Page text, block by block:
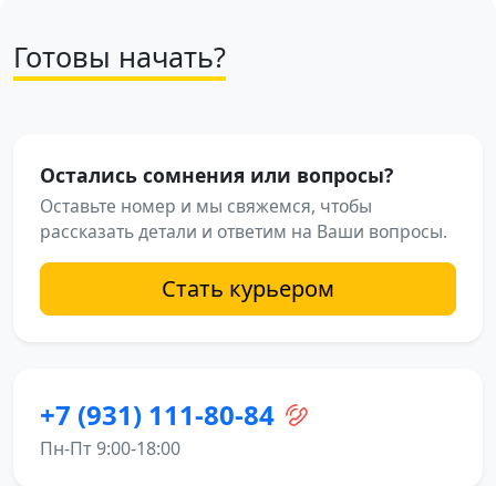
Готовы начать?
Остались сомнения или вопросы?
Оставьте номер и мы свяжемся, чтобы
рассказать детали и ответим на Ваши вопросы.
Стать курьером
+7 (931) 111-80-84
Пн-Пт 9:00-18:00